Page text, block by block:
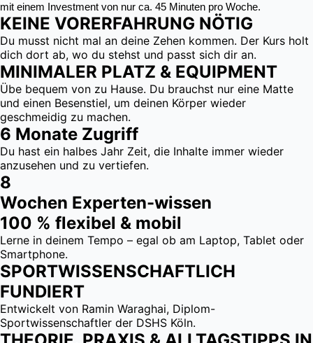
mit einem Investment von nur ca. 45 Minuten pro Woche.
KEINE VORERFAHRUNG NÖTIG
Du musst nicht mal an deine Zehen kommen. Der Kurs holt
dich dort ab, wo du stehst und passt sich dir an.
MINIMALER PLATZ & EQUIPMENT
Übe bequem von zu Hause. Du brauchst nur eine Matte
und einen Besenstiel, um deinen Körper wieder
geschmeidig zu machen.
6 Monate Zugriff
Du hast ein halbes Jahr Zeit, die Inhalte immer wieder
anzusehen und zu vertiefen.
8
Wochen Experten-wissen
100 % flexibel & mobil
Lerne in deinem Tempo – egal ob am Laptop, Tablet oder
Smartphone.
SPORTWISSENSCHAFTLICH
FUNDIERT
Entwickelt von Ramin Waraghai, Diplom-
Sportwissenschaftler der DSHS Köln.